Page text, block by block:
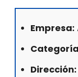
Empresa:
Dirección: